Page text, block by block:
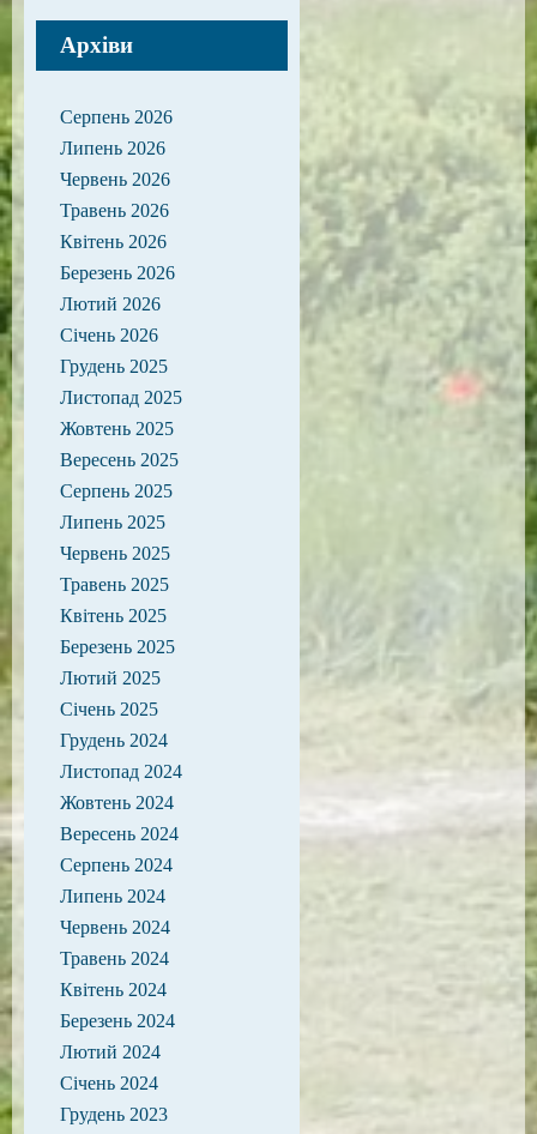
Архіви
Серпень 2026
Липень 2026
Червень 2026
Травень 2026
Квітень 2026
Березень 2026
Лютий 2026
Січень 2026
Грудень 2025
Листопад 2025
Жовтень 2025
Вересень 2025
Серпень 2025
Липень 2025
Червень 2025
Травень 2025
Квітень 2025
Березень 2025
Лютий 2025
Січень 2025
Грудень 2024
Листопад 2024
Жовтень 2024
Вересень 2024
Серпень 2024
Липень 2024
Червень 2024
Травень 2024
Квітень 2024
Березень 2024
Лютий 2024
Січень 2024
Грудень 2023